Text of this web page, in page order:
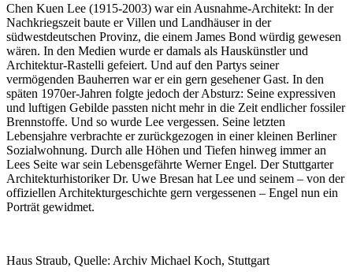
Chen Kuen Lee (1915-2003) war ein Ausnahme-Architekt: In der
Nachkriegszeit baute er Villen und Landhäuser in der
südwestdeutschen Provinz, die einem James Bond würdig gewesen
wären. In den Medien wurde er damals als Hauskünstler und
Architektur-Rastelli gefeiert. Und auf den Partys seiner
vermögenden Bauherren war er ein gern gesehener Gast. In den
späten 1970er-Jahren folgte jedoch der Absturz: Seine expressiven
und luftigen Gebilde passten nicht mehr in die Zeit endlicher fossiler
Brennstoffe. Und so wurde Lee vergessen. Seine letzten
Lebensjahre verbrachte er zurückgezogen in einer kleinen Berliner
Sozialwohnung. Durch alle Höhen und Tiefen hinweg immer an
Lees Seite war sein Lebensgefährte Werner Engel. Der Stuttgarter
Architekturhistoriker Dr. Uwe Bresan hat Lee und seinem – von der
offiziellen Architekturgeschichte gern vergessenen – Engel nun ein
Porträt gewidmet.
Haus Straub, Quelle: Archiv Michael Koch, Stuttgart